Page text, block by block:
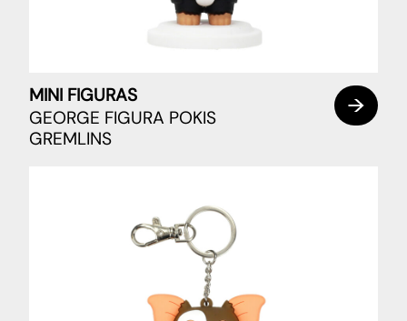
MINI FIGURAS
GEORGE FIGURA POKIS
GREMLINS